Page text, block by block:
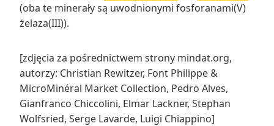
(oba te minerały są uwodnionymi fosforanami(V)
żelaza(III)).
[zdjęcia za pośrednictwem strony mindat.org,
autorzy: Christian Rewitzer, Font Philippe &
MicroMinéral Market Collection, Pedro Alves,
Gianfranco Chiccolini, Elmar Lackner, Stephan
Wolfsried, Serge Lavarde, Luigi Chiappino]